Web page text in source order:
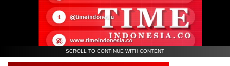
SCROLL TO CONTINUE WITH CONTENT